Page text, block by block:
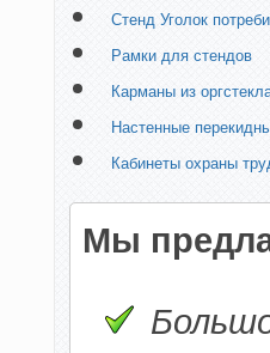
Стенд Уголок
Рамки для стендов
Карманы из
Настенные
Кабинеты охраны
Мы